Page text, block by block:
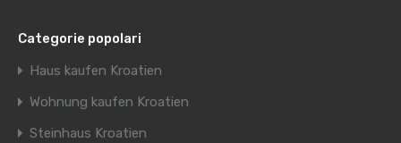
Categorie popolari
Haus kaufen Kroatien
Wohnung kaufen Kroatien
Steinhaus Kroatien